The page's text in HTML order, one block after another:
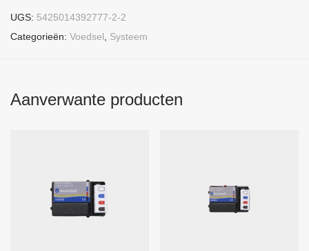
UGS: 5425014392777-2-2
Categorieën: Voedsel Systeem
Aanverwante producten